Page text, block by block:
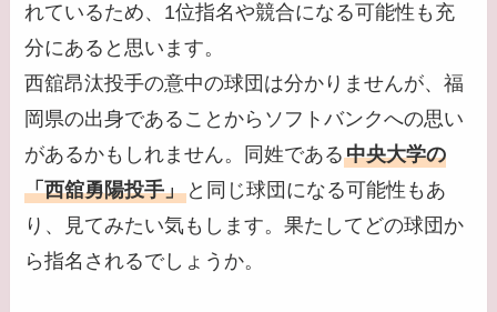
れているため、1位指名や競合になる可能性も充
分にあると思います。
西舘昂汰投手の意中の球団は分かりませんが、福
岡県の出身であることからソフトバンクへの思い
があるかもしれません。同姓である中央大学の
「西舘勇陽投手」 と同じ球団になる可能性もあ
り、見てみたい気もします。果たしてどの球団か
ら指名されるでしょうか。